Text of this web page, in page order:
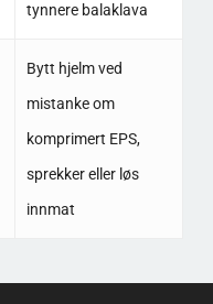
tynnere balaklava
Bytt hjelm ved
mistanke om
komprimert EPS,
sprekker eller løs
innmat